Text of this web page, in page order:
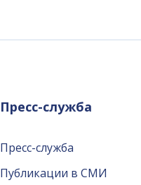
Пресс-служба
Пресс-служба
Публикации в СМИ